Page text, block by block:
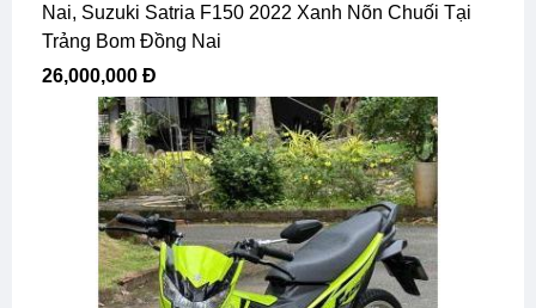
Nai, Suzuki Satria F150 2022 Xanh Nõn Chuối Tại
Trảng Bom Đồng Nai
26,000,000 Đ